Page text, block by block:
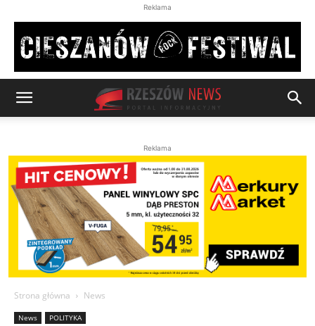
Reklama
Reklama
Strona główna News
News POLITYKA